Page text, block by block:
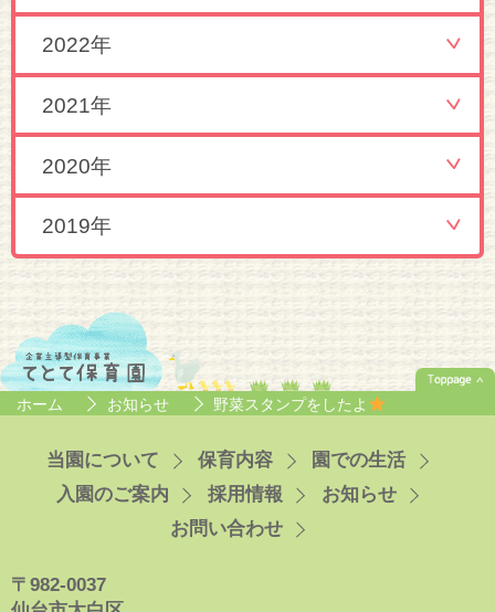
2022年
2021年
2020年
2019年
ホーム お知らせ 野菜スタンプをしたよ
当園について 保育内容
園での生活
入園のご案内
採用情報
お知らせ
お問い合わせ
〒982-0037